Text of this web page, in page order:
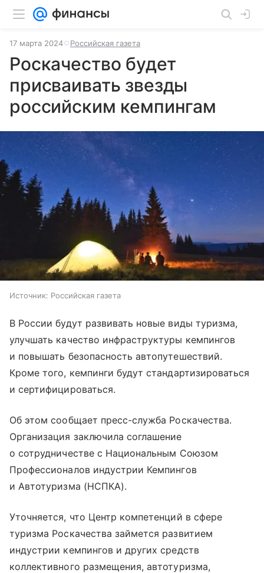
17 марта 2024 Российская газета
Роскачество будет
присваивать звезды
российским кемпингам
Источник: Российская газета
В России будут развивать новые виды туризма,
улучшать качество инфраструктуры кемпингов
и повышать безопасность автопутешествий.
Кроме того, кемпинги будут стандартизироваться
и сертифицироваться.
Об этом сообщает пресс-служба Роскачества.
Организация заключила соглашение
о сотрудничестве с Национальным Союзом
Профессионалов индустрии Кемпингов
и Автотуризма (НСПКА).
Уточняется, что Центр компетенций в сфере
туризма Роскачества займется развитием
индустрии кемпингов и других средств
коллективного размещения, автотуризма,